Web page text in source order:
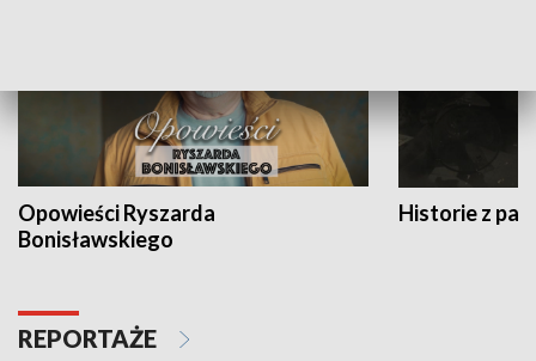
Opowieści Ryszarda
Bonisławskiego
Historie z
REPORTAŻE